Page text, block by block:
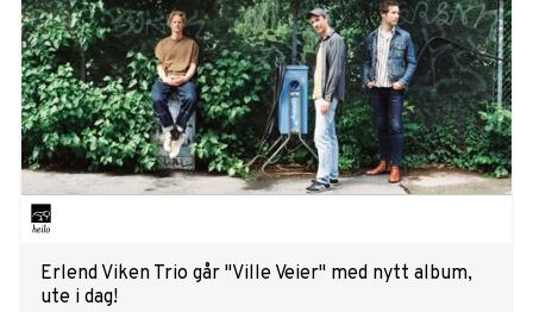
Erlend Viken Trio går "Ville Veier" med nytt album,
ute i dag!